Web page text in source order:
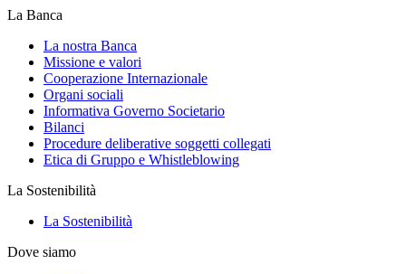
La Banca
La nostra Banca
Missione e valori
Cooperazione Internazionale
Organi sociali
Informativa Governo Societario
Bilanci
Procedure deliberative soggetti collegati
Etica di Gruppo e Whistleblowing
La Sostenibilità
La Sostenibilità
Dove siamo